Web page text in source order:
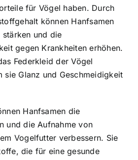
für Vögel haben. Durch
können Hanfsamen
stärken und die
gegen Krankheiten erhöhen.
Federkleid der Vögel
sie Glanz und Geschmeidigkeit
Hanfsamen die
und die Aufnahme von
Vogelfutter verbessern. Sie
die für eine gesunde